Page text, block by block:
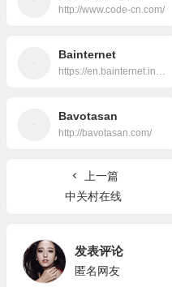
http://www.code-cn.com/
Bainternet
Bavotasan
http://bavotasan.com/
上一篇
中关村在线
发表评论
匿名网友